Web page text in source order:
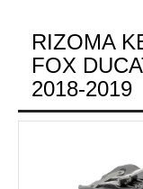
RIZOMA
FOX
2018-2019